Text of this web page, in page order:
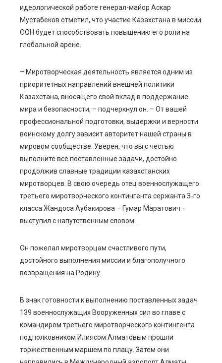
идеологической работе генерал-майор Аскар
Мустабеков отметил, что участие Казахстана в миссии
ООН будет способствовать повышению его роли на
глобальной арене.
– Миротворческая деятельность является одним из
приоритетных направлений внешней политики
Казахстана, вносящего свой вклад в поддержание
мира и безопасности, – подчеркнул он. – От вашей
профессиональной подготовки, выдержки и верности
воинскому долгу зависит авторитет нашей страны в
мировом сообществе. Уверен, что вы с честью
выполните все поставленные задачи, достойно
продолжив славные традиции казахстанских
миротворцев. В свою очередь отец военнослужащего
третьего миротворческого контингента сержанта 3-го
класса Жандоса Аубакирова – Гумар Маратович –
выступил с напутственным словом.
Он пожелал миротворцам счастливого пути,
достойного выполнения миссии и благополучного
возвращения на Родину.
В знак готовности к выполнению поставленных задач
139 военнослужащих Вооруженных сил во главе с
командиром третьего миротворческого контингента
подполковником Илиясом Алматовым прошли
торжественным маршем по плацу. Затем они